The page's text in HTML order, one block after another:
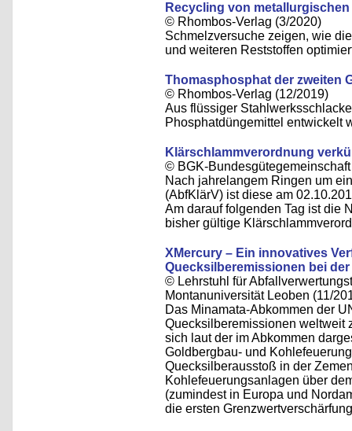
Recycling von
© Rhombos-Verlag (3/2020)
Schmelzversuche zeigen, wie
und weiteren Reststoffen
Thomasphosphat der zweiten
© Rhombos-Verlag (12/2019)
Aus flüssiger
Phosphatdüngemittel entwickelt
Klärschlammverordnung
© BGK-
Nach jahrelangem Ringen um
(AbfKlärV) ist diese am
Am darauf folgenden Tag ist die
bisher gültige
XMercury – Ein innovatives
Quecksilberemissionen bei
© Lehrstuhl für
Montanuniversität Leoben (11/
Das Minamata-Abkommen der
Quecksilberemissionen weltweit
sich laut der im Abkommen
Goldbergbau- und
Quecksilberausstoß in der
Kohlefeuerungsanlagen über
(zumindest in Europa und
die ersten